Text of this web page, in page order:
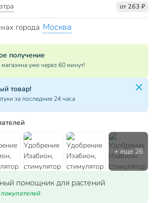
от 263 ₽
города Москва
получение
уже через 60 минут!
товар!
за последние 24 часа
помощник для растений